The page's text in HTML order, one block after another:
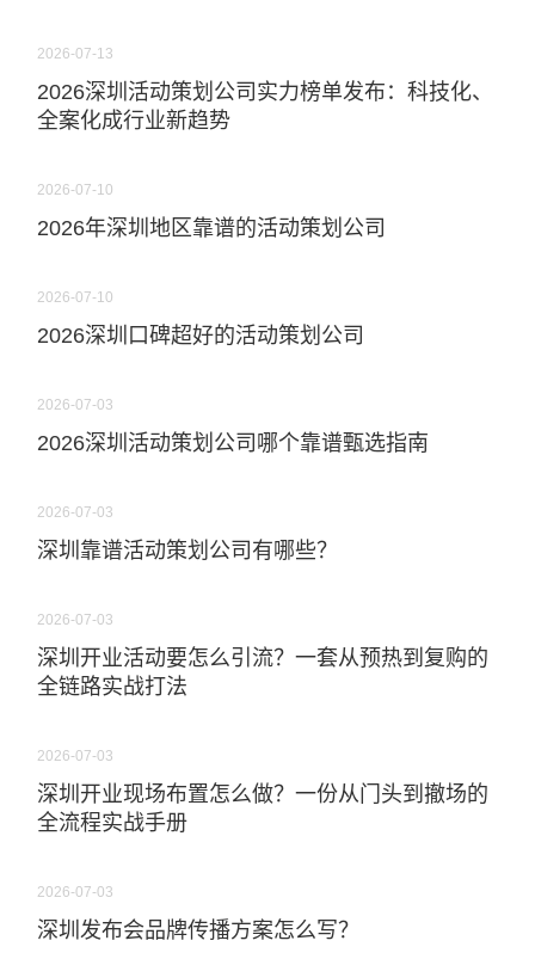
2026-07-13
2026深圳活动策划公司实力榜单发布：科技化、
全案化成行业新趋势
2026-07-10
2026年深圳地区靠谱的活动策划公司
2026-07-10
2026深圳口碑超好的活动策划公司
2026-07-03
2026深圳活动策划公司哪个靠谱甄选指南
2026-07-03
深圳靠谱活动策划公司有哪些？
2026-07-03
深圳开业活动要怎么引流？一套从预热到复购的
全链路实战打法
2026-07-03
深圳开业现场布置怎么做？一份从门头到撤场的
全流程实战手册
2026-07-03
深圳发布会品牌传播方案怎么写？